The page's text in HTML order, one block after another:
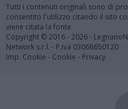
Tutti i contenuti originali sono di
consentito l'utilizzo citando il sito
viene citata la fonte.
Copyright © 2016 - 2026 -
Network s.r.l. - P.Iva 03068650120
Imp. Cookie - Cookie - Privacy